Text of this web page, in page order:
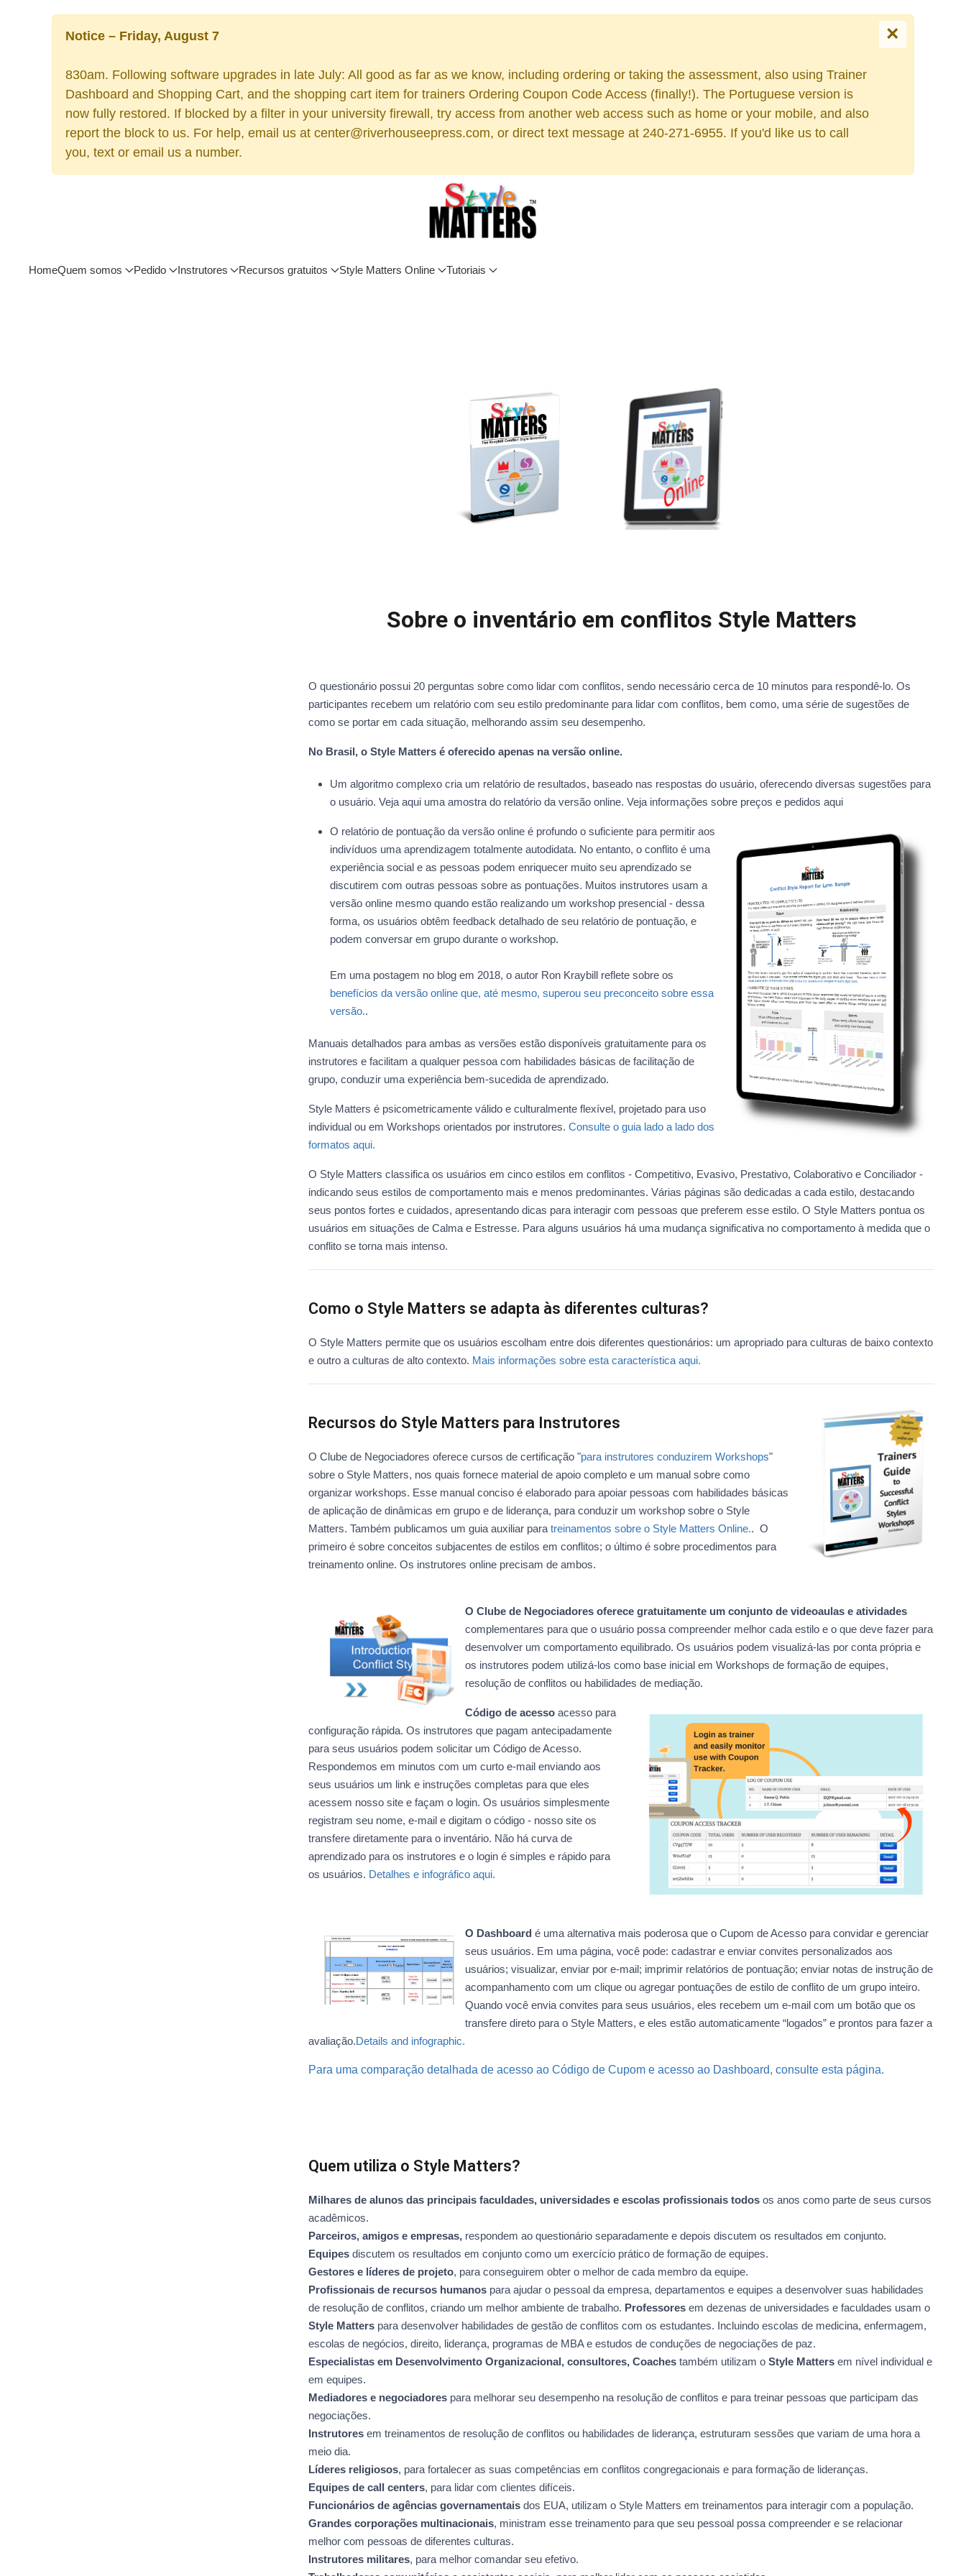
×
Notice – Friday, August 7
830am. Following software upgrades in late July: All good as far as we know, including ordering or taking the assessment, also using Trainer
Dashboard and Shopping Cart, and the shopping cart item for trainers Ordering Coupon Code Access (finally!). The Portuguese version is
now fully restored. If blocked by a filter in your university firewall, try access from another web access such as home or your mobile, and also
report the block to us. For help, email us at center@riverhouseepress.com, or direct text message at 240-271-6955. If you'd like us to call
you, text or email us a number.
HomeQuem somos Pedido Instrutores Recursos gratuitos Style Matters Online Tutoriais
Sobre o inventário em conflitos Style Matters
O questionário possui 20 perguntas sobre como lidar com conflitos, sendo necessário cerca de 10 minutos para respondê-lo. Os
participantes recebem um relatório com seu estilo predominante para lidar com conflitos, bem como, uma série de sugestões de
como se portar em cada situação, melhorando assim seu desempenho.
No Brasil, o Style Matters é oferecido apenas na versão online.
Um algoritmo complexo cria um relatório de resultados, baseado nas respostas do usuário, oferecendo diversas sugestões para
o usuário. Veja aqui uma amostra do relatório da versão online. Veja informações sobre preços e pedidos aqui
O relatório de pontuação da versão online é profundo o suficiente para permitir aos
indivíduos uma aprendizagem totalmente autodidata. No entanto, o conflito é uma
experiência social e as pessoas podem enriquecer muito seu aprendizado se
discutirem com outras pessoas sobre as pontuações. Muitos instrutores usam a
versão online mesmo quando estão realizando um workshop presencial - dessa
forma, os usuários obtêm feedback detalhado de seu relatório de pontuação, e
podem conversar em grupo durante o workshop.
Em uma postagem no blog em 2018, o autor Ron Kraybill reflete sobre os
benefícios da versão online que, até mesmo, superou seu preconceito sobre essa
versão..
Manuais detalhados para ambas as versões estão disponíveis gratuitamente para os
instrutores e facilitam a qualquer pessoa com habilidades básicas de facilitação de
grupo, conduzir uma experiência bem-sucedida de aprendizado.
Style Matters é psicometricamente válido e culturalmente flexível, projetado para uso
individual ou em Workshops orientados por instrutores. Consulte o guia lado a lado dos
formatos aqui.
O Style Matters classifica os usuários em cinco estilos em conflitos - Competitivo, Evasivo, Prestativo, Colaborativo e Conciliador -
indicando seus estilos de comportamento mais e menos predominantes. Várias páginas são dedicadas a cada estilo, destacando
seus pontos fortes e cuidados, apresentando dicas para interagir com pessoas que preferem esse estilo. O Style Matters pontua os
usuários em situações de Calma e Estresse. Para alguns usuários há uma mudança significativa no comportamento à medida que o
conflito se torna mais intenso.
Como o Style Matters se adapta às diferentes culturas?
O Style Matters permite que os usuários escolham entre dois diferentes questionários: um apropriado para culturas de baixo contexto
e outro a culturas de alto contexto. Mais informações sobre esta característica aqui.
Recursos do Style Matters para Instrutores
O Clube de Negociadores oferece cursos de certificação "para instrutores conduzirem Workshops"
sobre o Style Matters, nos quais fornece material de apoio completo e um manual sobre como
organizar workshops. Esse manual conciso é elaborado para apoiar pessoas com habilidades básicas
de aplicação de dinâmicas em grupo e de liderança, para conduzir um workshop sobre o Style
Matters. Também publicamos um guia auxiliar para treinamentos sobre o Style Matters Online.. O
primeiro é sobre conceitos subjacentes de estilos em conflitos; o último é sobre procedimentos para
treinamento online. Os instrutores online precisam de ambos.
O Clube de Negociadores oferece gratuitamente um conjunto de videoaulas e atividades
complementares para que o usuário possa compreender melhor cada estilo e o que deve fazer para
desenvolver um comportamento equilibrado. Os usuários podem visualizá-las por conta própria e
os instrutores podem utilizá-los como base inicial em Workshops de formação de equipes,
resolução de conflitos ou habilidades de mediação.
Código de acesso acesso para
configuração rápida. Os instrutores que pagam antecipadamente
para seus usuários podem solicitar um Código de Acesso.
Respondemos em minutos com um curto e-mail enviando aos
seus usuários um link e instruções completas para que eles
acessem nosso site e façam o login. Os usuários simplesmente
registram seu nome, e-mail e digitam o código - nosso site os
transfere diretamente para o inventário. Não há curva de
aprendizado para os instrutores e o login é simples e rápido para
os usuários. Detalhes e infográfico aqui.
O Dashboard é uma alternativa mais poderosa que o Cupom de Acesso para convidar e gerenciar
seus usuários. Em uma página, você pode: cadastrar e enviar convites personalizados aos
usuários; visualizar, enviar por e-mail; imprimir relatórios de pontuação; enviar notas de instrução de
acompanhamento com um clique ou agregar pontuações de estilo de conflito de um grupo inteiro.
Quando você envia convites para seus usuários, eles recebem um e-mail com um botão que os
transfere direto para o Style Matters, e eles estão automaticamente “logados” e prontos para fazer a
avaliação.Details and infographic.
Para uma comparação detalhada de acesso ao Código de Cupom e acesso ao Dashboard, consulte esta página.
Quem utiliza o Style Matters?
Milhares de alunos das principais faculdades, universidades e escolas profissionais todosos anos como parte de seus cursos
acadêmicos.
Parceiros, amigos e empresas,respondem ao questionário separadamente e depois discutem os resultados em conjunto.
Equipesdiscutem os resultados em conjunto como um exercício prático de formação de equipes.
Gestores e líderes de projeto, para conseguirem obter o melhor de cada membro da equipe.
Profissionais de recursos humanospara ajudar o pessoal da empresa, departamentos e equipes a desenvolver suas habilidades
de resolução de conflitos, criando um melhor ambiente de trabalho. Professoresem dezenas de universidades e faculdades usam o
Style Matterspara desenvolver habilidades de gestão de conflitos com os estudantes. Incluindo escolas de medicina, enfermagem,
escolas de negócios, direito, liderança, programas de MBA e estudos de conduções de negociações de paz.
Especialistas em Desenvolvimento Organizacional, consultores, Coachestambém utilizam o Style Mattersem nível individual e
em equipes.
Mediadores e negociadorespara melhorar seu desempenho na resolução de conflitos e para treinar pessoas que participam das
negociações.
Instrutoresem treinamentos de resolução de conflitos ou habilidades de liderança, estruturam sessões que variam de uma hora a
meio dia.
Líderes religiosos, para fortalecer as suas competências em conflitos congregacionais e para formação de lideranças.
Equipes de call centers, para lidar com clientes difíceis.
Funcionários de agências governamentaisdos EUA, utilizam o Style Matters em treinamentos para interagir com a população.
Grandes corporações multinacionais, ministram esse treinamento para que seu pessoal possa compreender e se relacionar
melhor com pessoas de diferentes culturas.
Instrutores militares, para melhor comandar seu efetivo.